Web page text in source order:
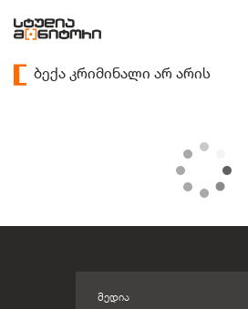
ბექა კრიმინალი არ არის
ᲛᲔᲓᲘᲐ